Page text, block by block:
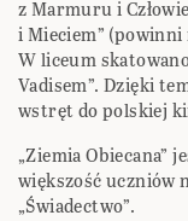
z Marmuru i
i Mieciem”
W liceum
Vadisem”. Dzięki
wstręt do polskiej
„Ziemia Obiecana”
większość uczniów
„Świadectwo”.